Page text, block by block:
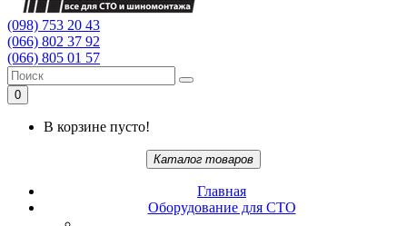
(098) 753 20 43
(066) 802 37 92
(066) 805 01 57
0
В корзине пусто!
Каталог товаров
Главная
Oбopудoвaниe для CTO